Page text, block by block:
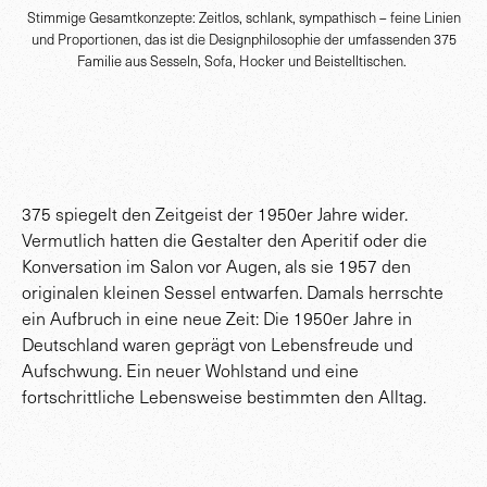
Stimmige Gesamtkonzepte: Zeitlos, schlank, sympathisch – feine Linien
und Proportionen, das ist die Designphilosophie der umfassenden 375
Familie aus Sesseln, Sofa, Hocker und Beistelltischen.
375 spiegelt den Zeitgeist der 1950er Jahre wider.
Vermutlich hatten die Gestalter den Aperitif oder die
Konversation im Salon vor Augen, als sie 1957 den
originalen kleinen Sessel entwarfen. Damals herrschte
ein Aufbruch in eine neue Zeit: Die 1950er Jahre in
Deutschland waren geprägt von Lebensfreude und
Aufschwung. Ein neuer Wohlstand und eine
fortschrittliche Lebensweise bestimmten den Alltag.